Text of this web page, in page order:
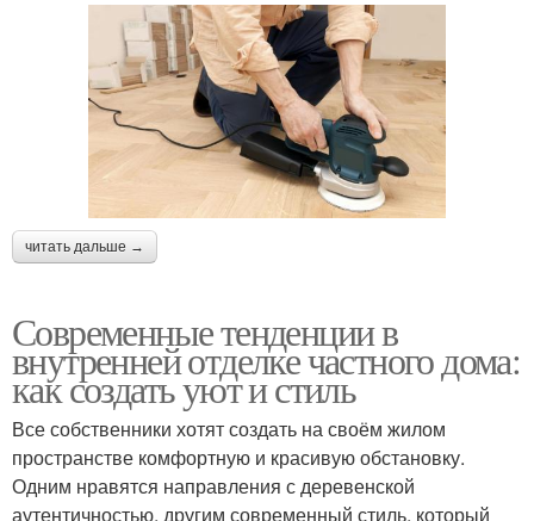
читать дальше →
Современные тенденции в
внутренней отделке частного дома:
как создать уют и стиль
Все собственники хотят создать на своём жилом
пространстве комфортную и красивую обстановку.
Одним нравятся направления с деревенской
аутентичностью, другим современный стиль, который